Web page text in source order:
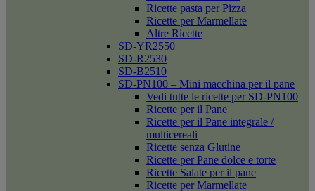
Ricette pasta per Pizza
Ricette per Marmellate
Altre Ricette
SD-YR2550
SD-R2530
SD-B2510
SD-PN100 – Mini macchina per il pane
Vedi tutte le ricette per SD-PN100
Ricette per il Pane
Ricette per il Pane integrale /
multicereali
Ricette senza Glutine
Ricette per Pane dolce e torte
Ricette Salate per il pane
Ricette per Marmellate